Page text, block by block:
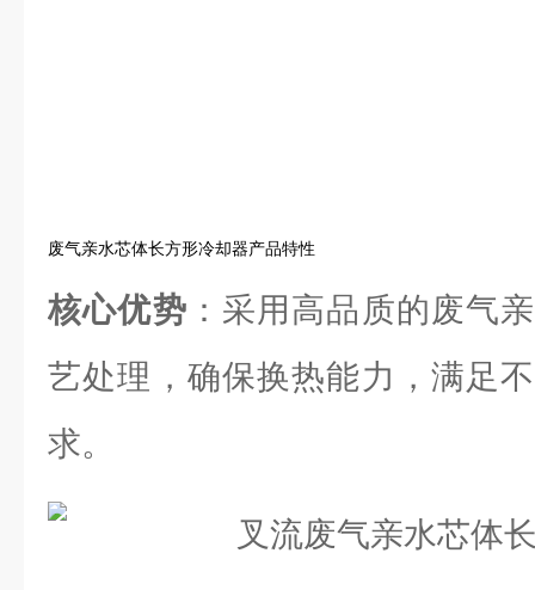
废气亲水芯体长方形冷却器产品特性
核心优势 ：采用高品质的废气
艺处理，确保换热能力，满足
求。